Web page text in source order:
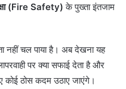
(Fire Safety) के पुख्ता इंतजाम
नहीं चल पाया है। अब देखना यह
पर क्या सफाई देता है और
कोई ठोस कदम उठाए जाएंगे।